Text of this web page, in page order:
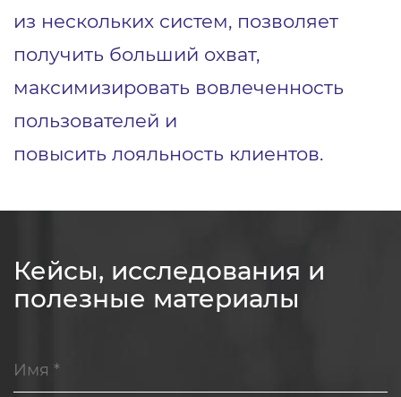
из нескольких систем, позволяет
получить больший охват,
максимизировать вовлеченность
пользователей и
повысить лояльность клиентов.
Кейсы, исследования и
полезные материалы